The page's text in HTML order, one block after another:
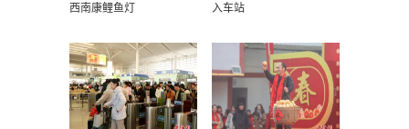
西南康鲤鱼灯
入车站